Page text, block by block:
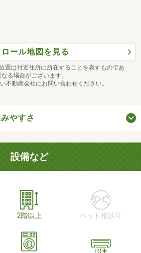
ロール地図を見る
置は付近住所に所在することを表すものであ
る場合がございます。
不動産会社にお問い合わせください。
やすさ
設備など
2階以上 ペット相談可